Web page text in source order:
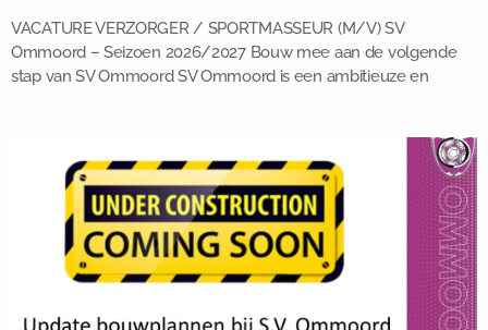
VACATURE VERZORGER / SPORTMASSEUR (M/V) SV
Ommoord – Seizoen 2026/2027 Bouw mee aan de volgende
stap van SV Ommoord SV Ommoord is een ambitieuze en